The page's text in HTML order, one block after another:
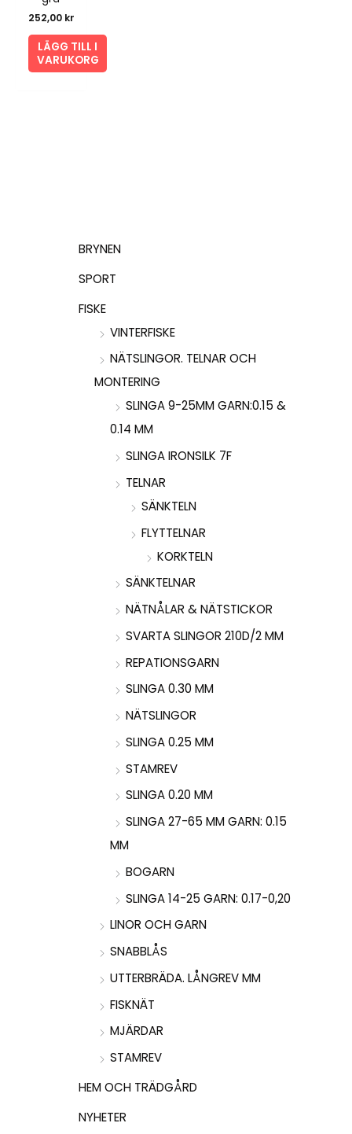
BRYNEN
SPORT
FISKE
VINTERFISKE
NÄTSLINGOR. TELNAR OCH
MONTERING
SLINGA 9-25MM GARN:0.15 &
0.14 MM
SLINGA IRONSILK 7F
TELNAR
SÄNKTELN
FLYTTELNAR
KORKTELN
SÄNKTELNAR
NÄTNÅLAR & NÄTSTICKOR
SVARTA SLINGOR 210D/2 MM
REPATIONSGARN
SLINGA 0.30 MM
NÄTSLINGOR
SLINGA 0.25 MM
STAMREV
SLINGA 0.20 MM
SLINGA 27-65 MM GARN: 0.15
MM
BOGARN
SLINGA 14-25 GARN: 0.17-0,20
LINOR OCH GARN
SNABBLÅS
UTTERBRÄDA. LÅNGREV MM
FISKNÄT
MJÄRDAR
STAMREV
HEM OCH TRÄDGÅRD
NYHETER
252,00 kr
LÄGG TILL I
VARUKORG